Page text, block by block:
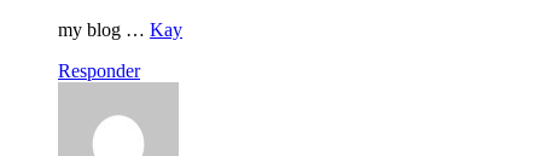
my blog … Kay
Responder